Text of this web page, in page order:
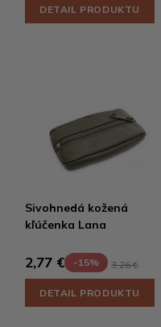
DETAIL PRODUKTU
Sivohnedá kožená
kľúčenka Lana
2,77 € -15% 3,26 €
DETAIL PRODUKTU